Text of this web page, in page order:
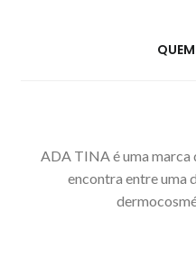
ADA TINA é uma marca
encontra entre uma